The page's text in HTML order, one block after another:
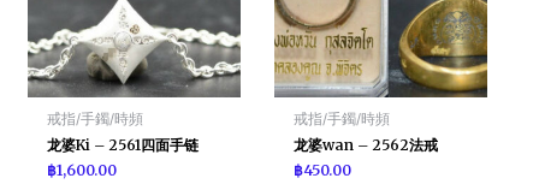
戒指/手鐲/時頻
龙婆Ki – 2561四面手链
฿1,600.00
戒指/手鐲/時頻
龙婆wan – 2562法戒
฿450.00